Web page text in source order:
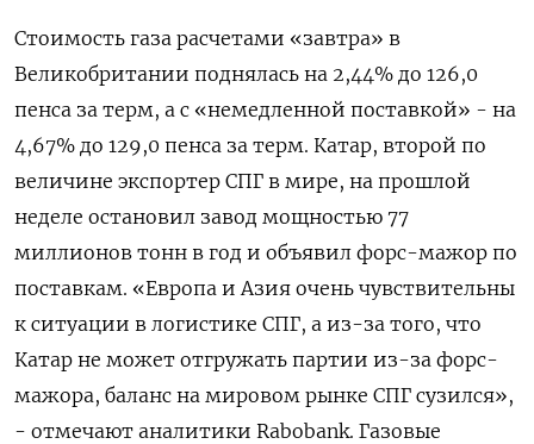
Стоимость ‌газа расчетами «завтра» в
Великобритании поднялась на 2,44% до 126,0
пенса за ​терм, а с «немедленной поставкой» - на
4,67% до ‌129,0 пенса за терм. Катар, второй по
величине экспортер ​СПГ в мире, на прошлой
неделе остановил завод мощностью ‌77
миллионов тонн в год и объявил форс-мажор по
поставкам. «Европа и Азия очень чувствительны
к ситуации ​в логистике ​СПГ, а из-за ‌того, что
Катар не может отгружать партии из-за форс-
мажора, ​баланс на мировом рынке СПГ сузился»,
- отмечают аналитики Rabobank. Газовые